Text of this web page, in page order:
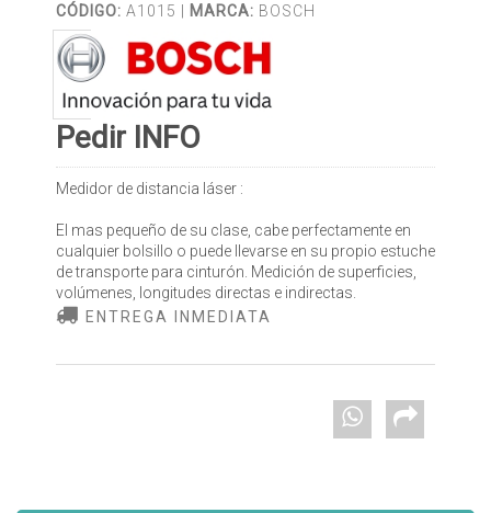
CÓDIGO: A1015 | MARCA: BOSCH
Pedir INFO
Medidor de distancia láser :
El mas pequeño de su clase, cabe perfectamente en
cualquier bolsillo o puede llevarse en su propio estuche
de transporte para cinturón. Medición de superficies,
volúmenes, longitudes directas e indirectas.
ENTREGA INMEDIATA